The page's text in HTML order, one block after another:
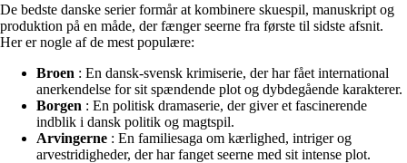
De bedste danske serier formår at kombinere skuespil, manuskript og
produktion på en måde, der fænger seerne fra første til sidste afsnit.
Her er nogle af de mest populære:
Broen : En dansk-svensk krimiserie, der har fået international
anerkendelse for sit spændende plot og dybdegående karakterer.
Borgen : En politisk dramaserie, der giver et fascinerende
indblik i dansk politik og magtspil.
Arvingerne : En familiesaga om kærlighed, intriger og
arvestridigheder, der har fanget seerne med sit intense plot.